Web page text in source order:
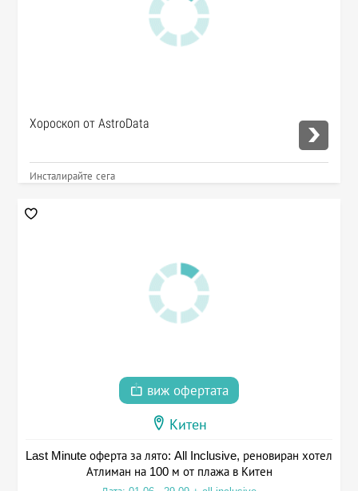
Хороскоп от AstroData
Инсталирайте сега
виж офертата
Китен
Last Minute оферта за лято: All Inclusive, реновиран хотел
Атлиман на 100 м от плажа в Китен